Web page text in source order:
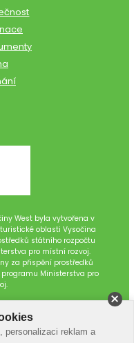
West byla vytvořena v
oblasti Vysočina
státního rozpočtu
pro místní rozvoj.
za přispění prostředků
Ministerstva pro
personalizaci reklam a